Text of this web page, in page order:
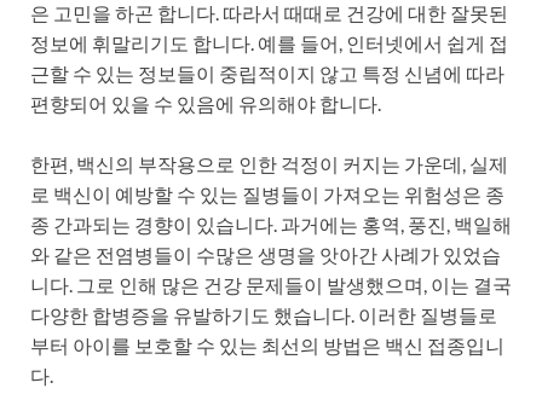
은 고민을 하곤 합니다. 따라서 때때로 건강에 대한 잘못된
정보에 휘말리기도 합니다. 예를 들어, 인터넷에서 쉽게 접
근할 수 있는 정보들이 중립적이지 않고 특정 신념에 따라
편향되어 있을 수 있음에 유의해야 합니다.
한편, 백신의 부작용으로 인한 걱정이 커지는 가운데, 실제
로 백신이 예방할 수 있는 질병들이 가져오는 위험성은 종
종 간과되는 경향이 있습니다. 과거에는 홍역, 풍진, 백일해
와 같은 전염병들이 수많은 생명을 앗아간 사례가 있었습
니다. 그로 인해 많은 건강 문제들이 발생했으며, 이는 결국
다양한 합병증을 유발하기도 했습니다. 이러한 질병들로
부터 아이를 보호할 수 있는 최선의 방법은 백신 접종입니
다.